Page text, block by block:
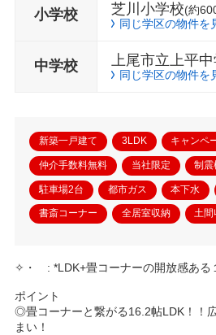
小学校 芝川小学校(約
同じ学区の物件を
中学校 上尾市立上平
同じ学区の物件を
新築一戸建て 3LDK キャンペ
仲介手数料無料 当社限定 制震
駐車場2台 都市ガス 本下水
書斎コーナー 全居室収納 土間
✧・゚: *LDK+畳コーナーの開放感あ
ポイント
◎畳コーナーと繋がる16.2帖LDK！！
まい！